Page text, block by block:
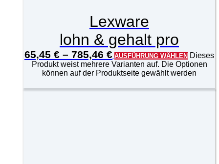
Lexware
lohn & gehalt pro
65,45 € – 785,46 € AUSFÜHRUNG WÄHLEN Dieses
Produkt weist mehrere Varianten auf. Die Optionen
können auf der Produktseite gewählt werden